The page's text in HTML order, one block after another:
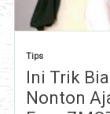
Tips
Ini Trik
Nonton